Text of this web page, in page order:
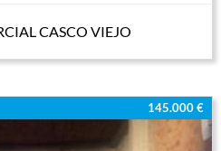
CASCO VIEJO
145.000 €